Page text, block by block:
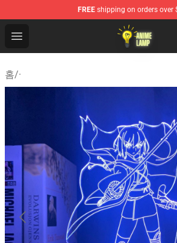
FREE shipping on orders over
Open menu
Anime Lamp Shop - The Best
홈/·